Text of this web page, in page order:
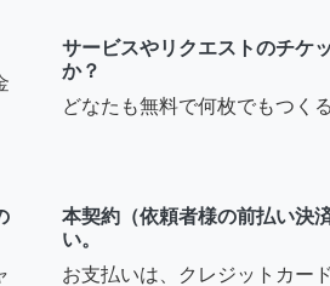
サービスやリクエストのチケ
か？
どなたも無料で何枚でもつく
本契約（依頼者様の前払い決
い。
お支払いは、クレジットカー